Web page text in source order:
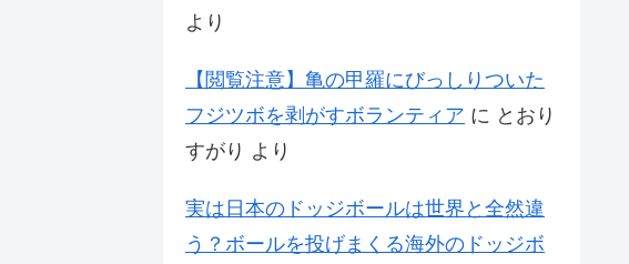
より
【閲覧注意】亀の甲羅にびっしりついた
フジツボを剥がすボランティア に とおり
すがり より
実は日本のドッジボールは世界と全然違
う？ボールを投げまくる海外のドッジボ